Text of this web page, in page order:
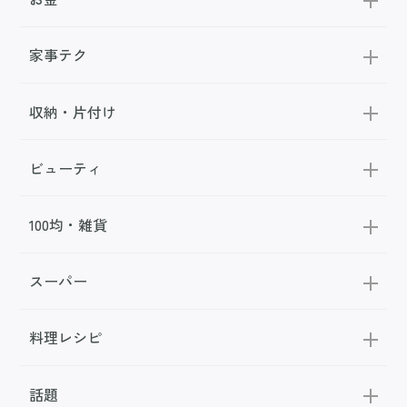
家事テク
収納・片付け
ビューティ
100均・雑貨
スーパー
料理レシピ
話題